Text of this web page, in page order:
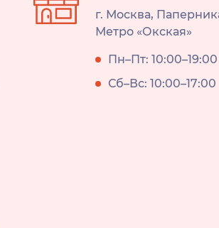
г. Москва,
Метро «Окская»
Пн–Пт: 10:00–19:00
Сб–Вс: 10:00–17:00